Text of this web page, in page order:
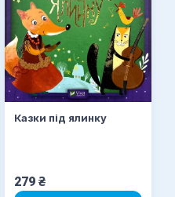
Казки під ялинку
279 ₴